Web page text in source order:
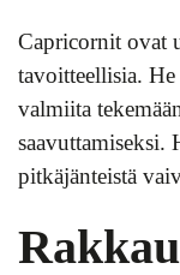
Capricornit ovat
tavoitteellisia.
valmiita
saavuttamiseksi.
pitkäjänteistä